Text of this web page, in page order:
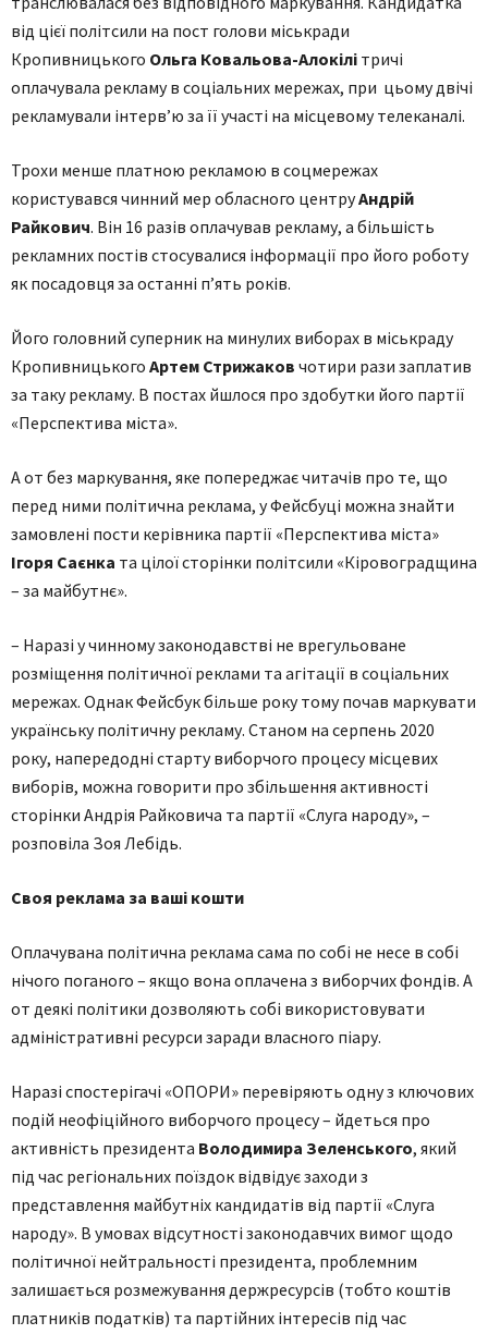
від цієї політсили на пост голови міськради
Кропивницького Ольга Ковальова-Алокілі тричі
оплачувала рекламу в соціальних мережах, при цьому двічі
рекламували інтерв’ю за її участі на місцевому телеканалі.
Трохи менше платною рекламою в соцмережах
користувався чинний мер обласного центруАндрій
Райкович. Він 16 разів оплачував рекламу, а більшість
рекламних постів стосувалися інформації про його роботу
як посадовця за останні п’ять років.
Його головний суперник на минулих виборах в міськраду
Кропивницького Артем Стрижаков чотири рази заплатив
за таку рекламу. В постах йшлося про здобутки його партії
«Перспектива міста».
А от без маркування, яке попереджає читачів про те, що
перед ними політична реклама, у Фейсбуці можна знайти
замовлені пости керівника партії «Перспектива міста»
Ігоря Саєнка та цілої сторінки політсили «Кіровоградщина
– за майбутнє».
– Наразі у чинному законодавстві не врегульоване
розміщення політичної реклами та агітації в соціальних
мережах. Однак Фейсбук більше року тому почав маркувати
українську політичну рекламу. Станом на серпень 2020
року, напередодні старту виборчого процесу місцевих
виборів, можна говорити про збільшення активності
сторінки Андрія Райковича та партії «Слуга народу», –
розповіла Зоя Лебідь.
Своя реклама за ваші кошти
Оплачувана політична реклама сама по собі не несе в собі
нічого поганого – якщо вона оплачена з виборчих фондів. А
от деякі політики дозволяють собі використовувати
адміністративні ресурси заради власного піару.
Наразі спостерігачі «ОПОРИ» перевіряють одну з ключових
подій неофіційного виборчого процесу – йдеться про
активність президента Володимира Зеленського, який
під час регіональних поїздок відвідує заходи з
представлення майбутніх кандидатів від партії «Слуга
народу». В умовах відсутності законодавчих вимог щодо
політичної нейтральності президента, проблемним
залишається розмежування держресурсів (тобто коштів
платників податків) та партійних інтересів під час